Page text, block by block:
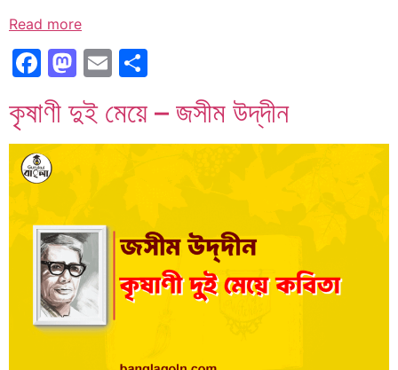
Read more
Facebook
Mastodon
Email
কৃষাণী দুই মেয়ে – জসীম উদ্‌দীন